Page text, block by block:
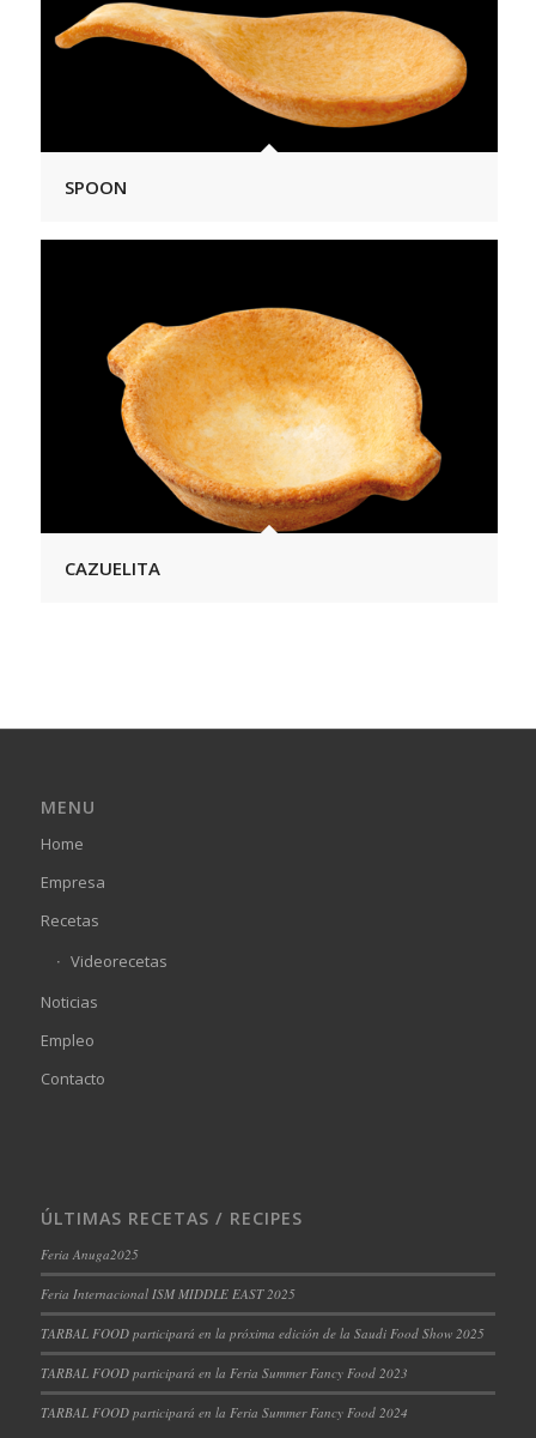
SPOON
CAZUELITA
MENU
Home
Empresa
Recetas
Videorecetas
Noticias
Empleo
Contacto
ÚLTIMAS RECETAS / RECIPES
Feria Anuga2025
Feria Internacional ISM MIDDLE EAST 2025
TARBAL FOOD participará en la próxima edición de la Saudi Food Show 2025
TARBAL FOOD participará en la Feria Summer Fancy Food 2023
TARBAL FOOD participará en la Feria Summer Fancy Food 2024